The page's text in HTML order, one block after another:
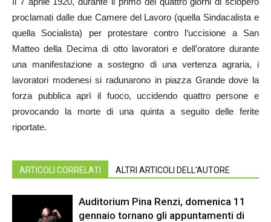
proclamati dalle due Camere del Lavoro (quella Sindacalista e
quella Socialista) per protestare contro l’uccisione a San
Matteo della Decima di otto lavoratori e dell’oratore durante
una manifestazione a sostegno di una vertenza agraria, i
lavoratori modenesi si radunarono in piazza Grande dove la
forza pubblica aprì il fuoco, uccidendo quattro persone e
provocando la morte di una quinta a seguito delle ferite
riportate.
ARTICOLI CORRELATI ALTRI ARTICOLI DELL'AUTORE
Auditorium Pina Renzi, domenica 11
gennaio tornano gli appuntamenti di